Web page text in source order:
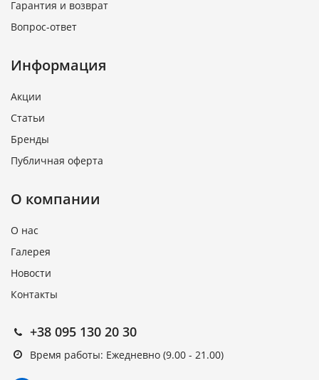
Гарантия и возврат
Вопрос-ответ
Информация
Акции
Статьи
Бренды
Публичная оферта
О компании
О нас
Галерея
Новости
Контакты
+38 095 130 20 30
Время работы: Ежедневно (9.00 - 21.00)